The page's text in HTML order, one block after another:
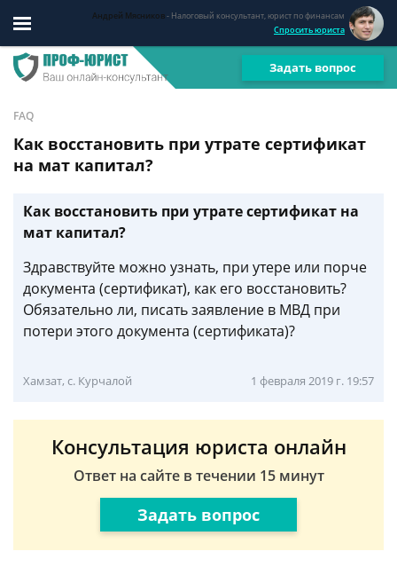
Андрей Мясников- Налоговый консультант, юрист по финансам
Спросить юриста
Задать вопрос
FAQ
Как восстановить при утрате сертификат
на мат капитал?
Как восстановить при утрате сертификат на
мат капитал?
Здравствуйте можно узнать, при утере или порче
документа (сертификат), как его восстановить?
Обязательно ли, писать заявление в МВД при
потери этого документа (сертификата)?
Хамзат, с. Курчалой 1 февраля 2019 г. 19:57
Консультация юриста онлайн
Ответ на сайте в течении 15 минут
Задать вопрос